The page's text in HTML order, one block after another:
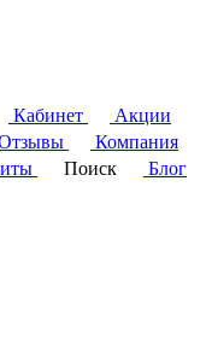
Кабинет
Акции
Компания
Поиск
Блог